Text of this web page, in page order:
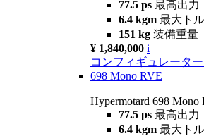
77.5 ps 最高出力
6.4 kgm 最大ト
151 kg 装備重量
¥ 1,840,000 i
コンフィギュレーター
698 Mono RVE
Hypermotard 698 Mono
77.5 ps 最高出力
6.4 kgm 最大ト